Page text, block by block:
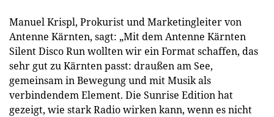
Manuel Krispl, Prokurist und Marketingleiter von
Antenne Kärnten, sagt: „Mit dem Antenne Kärnten
Silent Disco Run wollten wir ein Format schaffen, das
sehr gut zu Kärnten passt: draußen am See,
gemeinsam in Bewegung und mit Musik als
verbindendem Element. Die Sunrise Edition hat
gezeigt, wie stark Radio wirken kann, wenn es nicht